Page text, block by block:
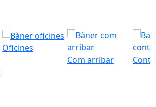
Oficines
Com arribar